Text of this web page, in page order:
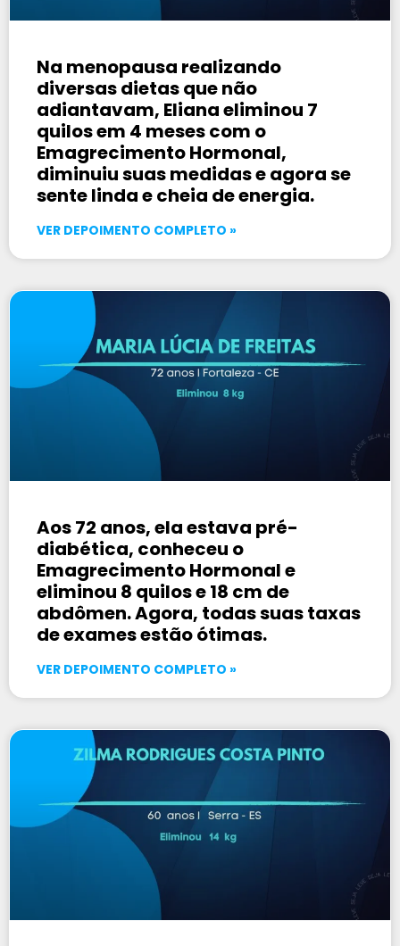
Na menopausa realizando
diversas dietas que não
adiantavam, Eliana eliminou 7
quilos em 4 meses com o
Emagrecimento Hormonal,
diminuiu suas medidas e agora se
sente linda e cheia de energia.
VER DEPOIMENTO COMPLETO »
Aos 72 anos, ela estava pré-
diabética, conheceu o
Emagrecimento Hormonal e
eliminou 8 quilos e 18 cm de
abdômen. Agora, todas suas taxas
de exames estão ótimas.
VER DEPOIMENTO COMPLETO »